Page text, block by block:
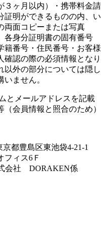
３ヶ月以内）・携帯料金請
証明ができるものの内、い
両面コピーまたは写真
各身分証明書の固有番号
籍番号・住民番号・お客様
確認の際の必須情報となり
以外の部分については隠し
ません。
とメールアドレスを記載
（会員情報と照合のため）
都豊島区東池袋4-21-1
フィス6Ｆ
会社 DORAKEN係